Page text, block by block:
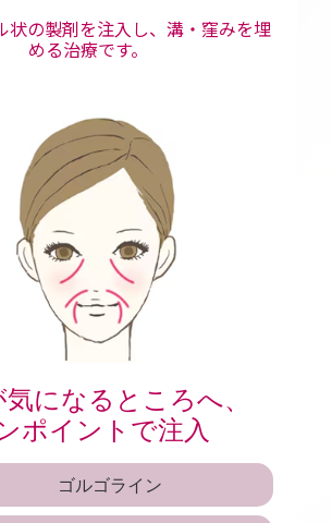
状の製剤を注入し、溝・窪みを埋
める治療です。
気になるところへ、
ポイントで注入
ゴルゴライン